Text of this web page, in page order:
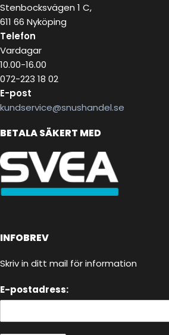
Stenbocksvägen 1 C,
611 66 Nyköping
Telefon
Vardagar
10.00-16.00
072-223 18 02
E-post
kundservice@snushandel.se
BETALA SÄKERT MED
INFOBREV
Skriv in ditt mail för information
E-postadress: